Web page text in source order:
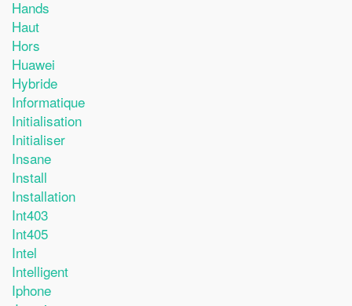
Hands
Haut
Hors
Huawei
Hybride
Informatique
Initialisation
Initialiser
Insane
Install
Installation
Int403
Int405
Intel
Intelligent
Iphone